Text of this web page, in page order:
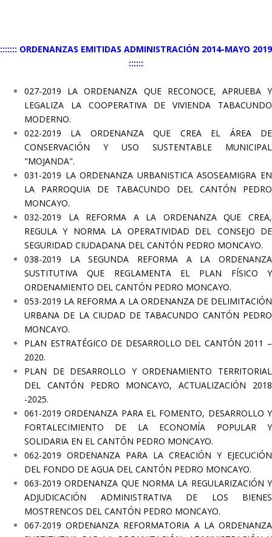
::::::: ORDENANZAS EMITIDAS ADMINISTRACIÓN 2014-MAYO 2019
::::::
027-2019 LA ORDENANZA QUE RECONOCE, APRUEBA Y
LEGALIZA LA COOPERATIVA DE VIVIENDA TABACUNDO
MODERNO.
022-2019 LA ORDENANZA QUE CREA EL ÁREA DE
CONSERVACIÓN Y USO SUSTENTABLE MUNICIPAL
"MOJANDA".
031-2019 LA ORDENANZA URBANISTICA ASOSEAMIGRA EN
LA PARROQUIA DE TABACUNDO DEL CANTÓN PEDRO
MONCAYO.
032-2019 LA REFORMA A LA ORDENANZA QUE CREA,
REGULA Y NORMA LA OPERATIVIDAD DEL CONSEJO DE
SEGURIDAD CIUDADANA DEL CANTÓN PEDRO MONCAYO.
038-2019 LA SEGUNDA REFORMA A LA ORDENANZA
SUSTITUTIVA QUE REGLAMENTA EL PLAN FÍSICO Y
ORDENAMIENTO DEL CANTÓN PEDRO MONCAYO.
053-2019 LA REFORMA A LA ORDENANZA DE DELIMITACIÓN
URBANA DE LA CIUDAD DE TABACUNDO CANTÓN PEDRO
MONCAYO.
PLAN ESTRATÉGICO DE DESARROLLO DEL CANTÓN 2011 –
2020.
PLAN DE DESARROLLO Y ORDENAMIENTO TERRITORIAL
DEL CANTÓN PEDRO MONCAYO, ACTUALIZACIÓN 2018
-2025.
061-2019 ORDENANZA PARA EL FOMENTO, DESARROLLO Y
FORTALECIMIENTO DE LA ECONOMÍA POPULAR Y
SOLIDARIA EN EL CANTÓN PEDRO MONCAYO.
062-2019 ORDENANZA PARA LA CREACIÓN Y EJECUCIÓN
DEL FONDO DE AGUA DEL CANTÓN PEDRO MONCAYO.
063-2019 ORDENANZA QUE NORMA LA REGULARIZACIÓN Y
ADJUDICACIÓN ADMINISTRATIVA DE LOS BIENES
MOSTRENCOS DEL CANTÓN PEDRO MONCAYO.
067-2019 ORDENANZA REFORMATORIA A LA ORDENANZA